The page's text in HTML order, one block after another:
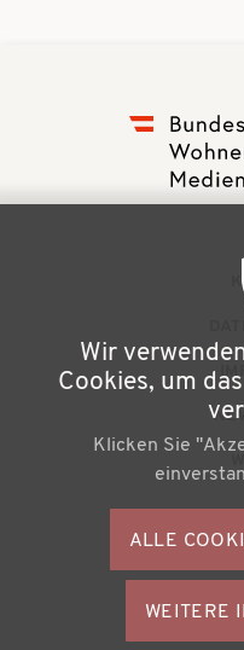
ß
e
e
S
c
Wir
Cookies, um
Klicken Sie
ALLE
WEITERE